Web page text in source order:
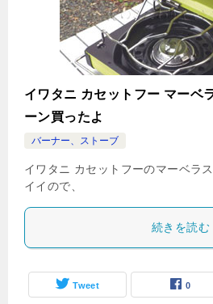
イワタニ カセットフー マーベ
ーン買ったよ
バーナー、ストーブ
イワタニ カセットフーのマーベラ
イイので、
続きを読む
Tweet 0